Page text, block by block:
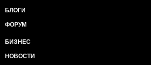
БЛОГИ
ФОРУМ
БИЗНЕС
НОВОСТИ